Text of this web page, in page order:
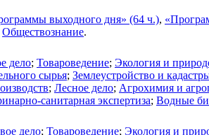
выходного дня» (64 ч.),
Обществознание.
дело; Товароведение; Экология и
сырья; Землеустройство и
; Лесное дело; Агрохимия и
санитарная экспертиза; Водные
дело; Товароведение; Экология и